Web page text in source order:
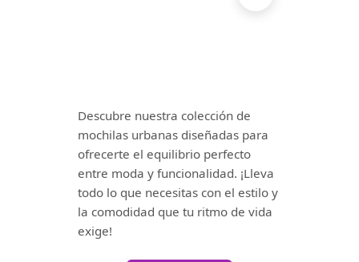
Descubre nuestra colección de
mochilas urbanas diseñadas para
ofrecerte el equilibrio perfecto
entre moda y funcionalidad. ¡Lleva
todo lo que necesitas con el estilo y
la comodidad que tu ritmo de vida
exige!